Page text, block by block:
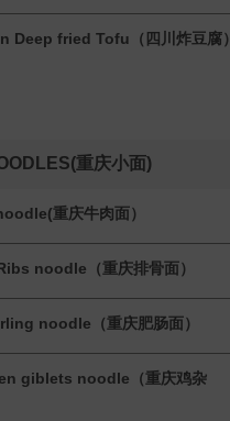
Deep fried Tofu（四川炸豆腐）
重庆小面)
重庆牛肉面）
noodle（重庆排骨面）
noodle（重庆肥肠面）
giblets noodle（重庆鸡杂